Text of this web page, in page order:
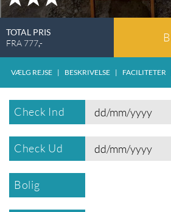
TOTAL PRIS
FRA 777,-
VÆLG REJSE | BESKRIVELSE | FACILITETER
Check Ind
Check Ud
Bolig